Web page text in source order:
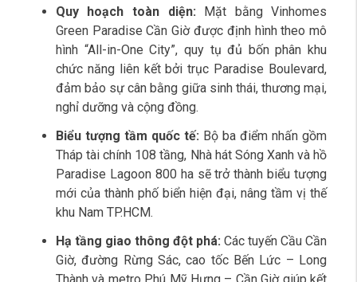
Quy hoạch toàn diện: Mặt bằng Vinhomes
Green Paradise Cần Giờ được định hình theo mô
hình “All-in-One City”, quy tụ đủ bốn phân khu
chức năng liên kết bởi trục Paradise Boulevard,
đảm bảo sự cân bằng giữa sinh thái, thương mại,
nghỉ dưỡng và cộng đồng.
Biểu tượng tầm quốc tế: Bộ ba điểm nhấn gồm
Tháp tài chính 108 tầng, Nhà hát Sóng Xanh và hồ
Paradise Lagoon 800 ha sẽ trở thành biểu tượng
mới của thành phố biển hiện đại, nâng tầm vị thế
khu Nam TP.HCM.
Hạ tầng giao thông đột phá: Các tuyến Cầu Cần
Giờ, đường Rừng Sác, cao tốc Bến Lức – Long